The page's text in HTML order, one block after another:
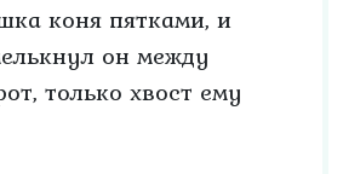
коня пятками, и
он между
только хвост ему